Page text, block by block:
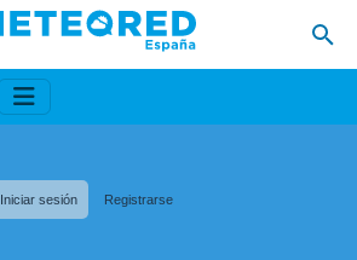
Iniciar sesión Registrarse